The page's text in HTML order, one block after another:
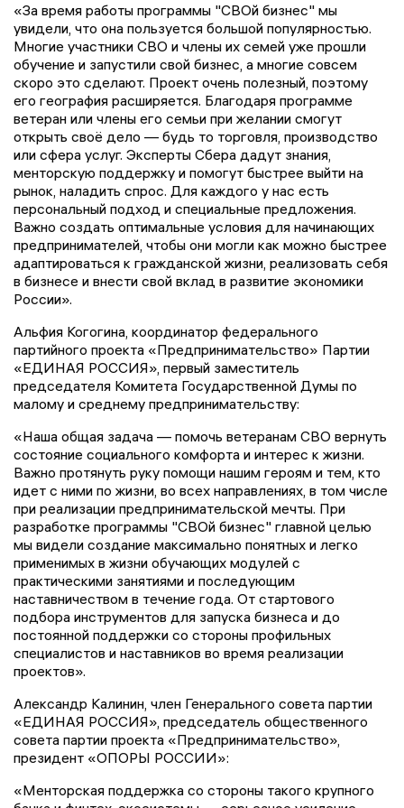
«За время работы программы "СВОй бизнес" мы
увидели, что она пользуется большой популярностью.
Многие участники СВО и члены их семей уже прошли
обучение и запустили свой бизнес, а многие совсем
скоро это сделают. Проект очень полезный, поэтому
его география расширяется. Благодаря программе
ветеран или члены его семьи при желании смогут
открыть своё дело — будь то торговля, производство
или сфера услуг. Эксперты Сбера дадут знания,
менторскую поддержку и помогут быстрее выйти на
рынок, наладить спрос. Для каждого у нас есть
персональный подход и специальные предложения.
Важно создать оптимальные условия для начинающих
предпринимателей, чтобы они могли как можно быстрее
адаптироваться к гражданской жизни, реализовать себя
в бизнесе и внести свой вклад в развитие экономики
России».
Альфия Когогина, координатор федерального
партийного проекта «Предпринимательство» Партии
«ЕДИНАЯ РОССИЯ», первый заместитель
председателя Комитета Государственной Думы по
малому и среднему предпринимательству:
«Наша общая задача — помочь ветеранам СВО вернуть
состояние социального комфорта и интерес к жизни.
Важно протянуть руку помощи нашим героям и тем, кто
идет с ними по жизни, во всех направлениях, в том числе
при реализации предпринимательской мечты. При
разработке программы "СВОй бизнес" главной целью
мы видели создание максимально понятных и легко
применимых в жизни обучающих модулей с
практическими занятиями и последующим
наставничеством в течение года. От стартового
подбора инструментов для запуска бизнеса и до
постоянной поддержки со стороны профильных
специалистов и наставников во время реализации
проектов».
Александр Калинин, член Генерального совета партии
«ЕДИНАЯ РОССИЯ», председатель общественного
совета партии проекта «Предпринимательство»,
президент «ОПОРЫ РОССИИ»:
«Менторская поддержка со стороны такого крупного